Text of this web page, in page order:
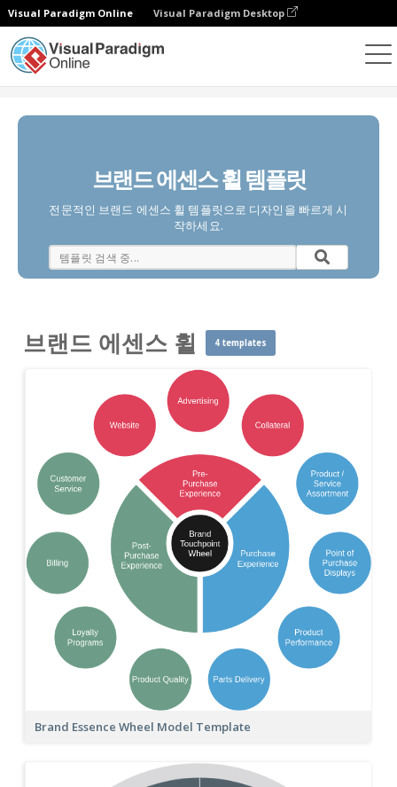
Visual Paradigm Online Visual Paradigm Desktop
브랜드 에센스 휠 템플릿
전문적인 브랜드 에센스 휠 템플릿으로 디자인을 빠르게 시
작하세요.
브랜드 에센스 휠 4 templates
Brand Essence Wheel Model Template